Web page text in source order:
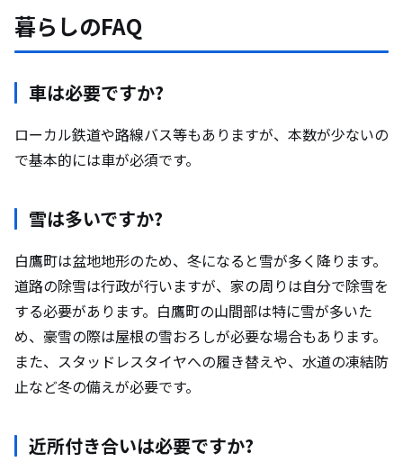
暮らしのFAQ
車は必要ですか?
ローカル鉄道や路線バス等もありますが、本数が少ないの
で基本的には車が必須です。
雪は多いですか?
白鷹町は盆地地形のため、冬になると雪が多く降ります。
道路の除雪は行政が行いますが、家の周りは自分で除雪を
する必要があります。白鷹町の山間部は特に雪が多いた
め、豪雪の際は屋根の雪おろしが必要な場合もあります。
また、スタッドレスタイヤへの履き替えや、水道の凍結防
止など冬の備えが必要です。
近所付き合いは必要ですか?